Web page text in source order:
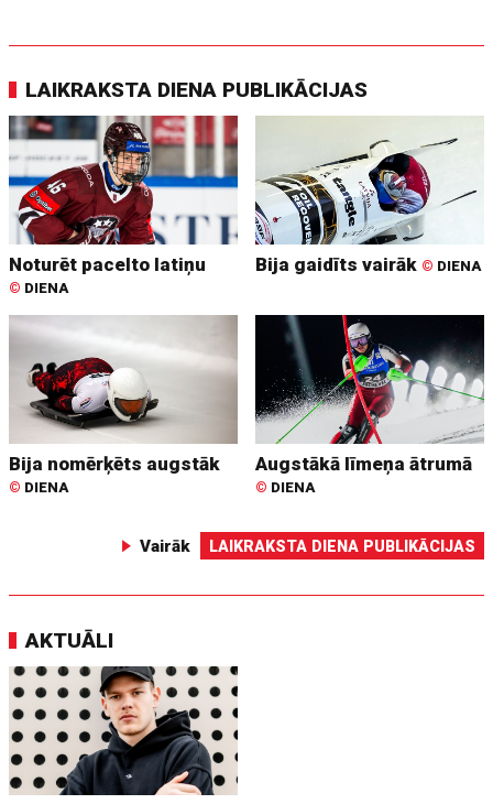
LAIKRAKSTA DIENA PUBLIKĀCIJAS
Noturēt pacelto latiņu
© DIENA
Bija gaidīts vairāk © DIENA
Bija nomērķēts augstāk
© DIENA
Augstākā līmeņa ātrumā
© DIENA
Vairāk LAIKRAKSTA DIENA PUBLIKĀCIJAS
AKTUĀLI